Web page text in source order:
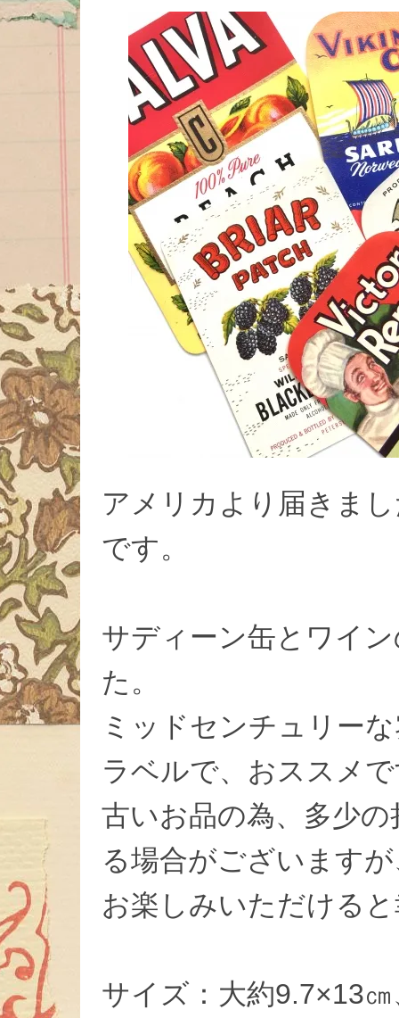
アメリカより届きま
です。
サディーン缶とワイ
た。
ミッドセンチュリー
ラベルで、おススメ
古いお品の為、多少
る場合がございます
お楽しみいただける
サイズ：大約9.7×13